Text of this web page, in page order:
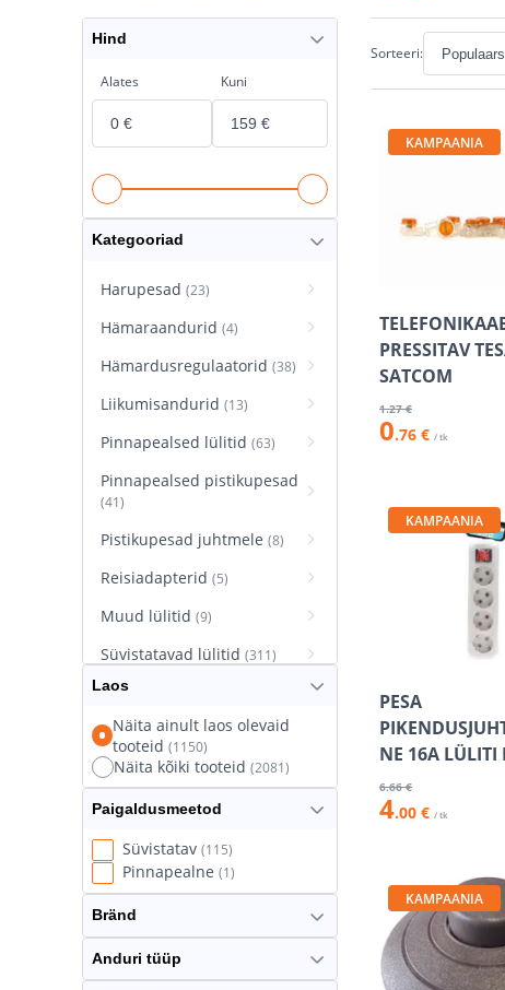
Sorteeri:
KAMPAANIA
PRESSITAV
SATCOM
1.27 €
0.76 € / tk
KAMPAANIA
PESA
NE 16A LÜLITI
6.66 €
4.00 € / tk
KAMPAANIA
Hind
Alates Kuni
Kategooriad
Harupesad (23)
Hämaraandurid (4)
Hämardusregulaatorid (38)
Liikumisandurid (13)
Pinnapealsed lülitid (63)
Pinnapealsed pistikupesad
(41)
Pistikupesad juhtmele (8)
Reisiadapterid (5)
Muud lülitid (9)
Süvistatavad lülitid (311)
Süvistatavad pistikupesad
Termostaatlülitid
Laos
Näita ainult laos olevaid
tooteid (1150)
Näita kõiki tooteid (2081)
Paigaldusmeetod
Süvistatav (115)
Pinnapealne (1)
Bränd
Anduri tüüp